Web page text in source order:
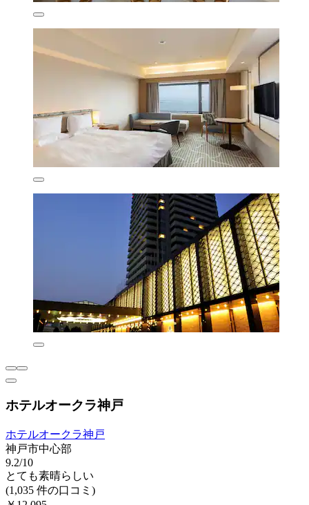
ホテルオークラ神戸
ホテルオークラ神戸
神戸市中心部
9.2/10
とても素晴らしい
(1,035 件の口コミ)